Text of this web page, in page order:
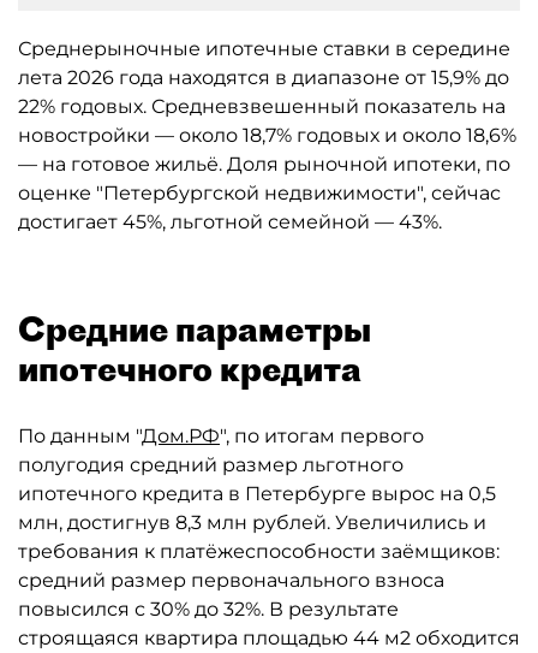
Среднерыночные ипотечные ставки в середине
лета 2026 года находятся в диапазоне от 15,9% до
22% годовых. Средневзвешенный показатель на
новостройки — около 18,7% годовых и около 18,6%
— на готовое жильё. Доля рыночной ипотеки, по
оценке "Петербургской недвижимости", сейчас
достигает 45%, льготной семейной — 43%.
Средние параметры
ипотечного кредита
По данным "Дом.РФ", по итогам первого
полугодия средний размер льготного
ипотечного кредита в Петербурге вырос на 0,5
млн, достигнув 8,3 млн рублей. Увеличились и
требования к платёжеспособности заёмщиков:
средний размер первоначального взноса
повысился с 30% до 32%. В результате
строящаяся квартира площадью 44 м2 обходится